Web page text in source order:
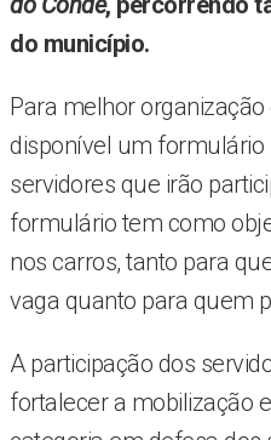
do município.
Para melhor organização
disponível um formulário
servidores que irão
formulário tem como
nos carros, tanto para
vaga quanto para quem
A participação dos
fortalecer a mobilização